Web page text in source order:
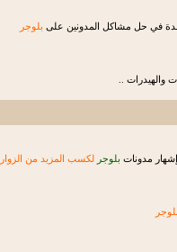
في حل مشاكل المدونين على بلوجر
والهيدرات ..
مدونات بلوجر لكسب المزيد من الزوار
بلوجر